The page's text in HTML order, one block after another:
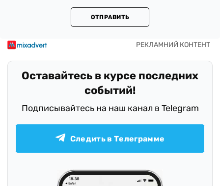
ОТПРАВИТЬ
Оставайтесь в курсе последних
событий!
Подписывайтесь на наш канал в Telegram
Следить в Телеграмме